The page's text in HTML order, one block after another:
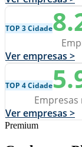
TOP 3 Cidade
Ver empresas >
TOP 4 Cidade
Empresas
Ver empresas >
Premium